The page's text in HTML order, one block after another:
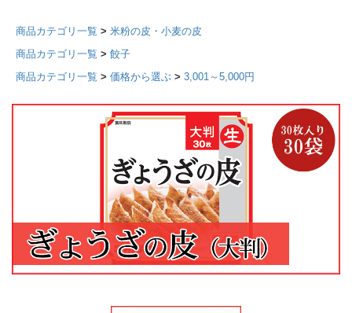
商品カテゴリ一覧 > 米粉の皮・小麦の皮
商品カテゴリ一覧 > 餃子
商品カテゴリ一覧 > 価格から選ぶ > 3,001～5,000円